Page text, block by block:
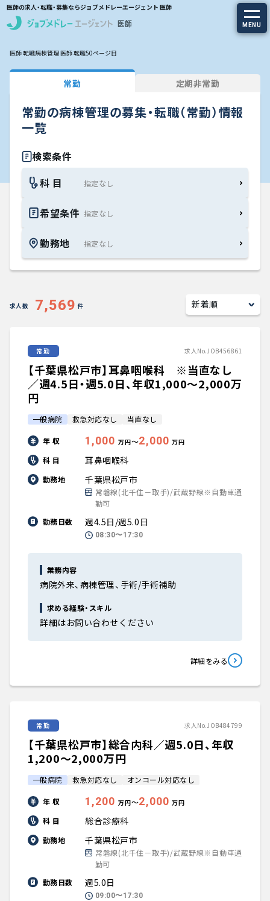
医師の求人・転職・募集ならジョブメドレーエージェント 医師
MENU
求人を探す
常勤の求人
定期非常勤の求人
特集から探す
エージェントサービス
エージェントサービスTOP
サービスの流れ
医師の求人・転職Q&A
知りたい・聞きたい
転職成功事例
医師の転職マニュアル
データで見る医師の平均年収
医師に役立つ取材記事
医師 転職病棟管理 医師 転職50ページ目
常勤 定期非常勤
常勤の病棟管理の募集・転職（常勤）情報
一覧
検索条件
科 目
希望条件
勤務地
求人数 7,569 件
常勤 求人No.JOB456861
【千葉県松戸市】耳鼻咽喉科 ※当直なし
／週4.5日・週5.0日、年収1,000〜2,000万
円
一般病院 救急対応なし 当直なし
年 収 1,000 万円〜2,000 万円
科 目 耳鼻咽喉科
勤務地 千葉県松戸市
常磐線(北千住－取手)/武蔵野線※自動車通
勤可
勤務日数
週4.5日/週5.0日
08:30〜17:30
業務内容
病院外来、病棟管理、手術/手術補助
求める経験・スキル
詳細はお問い合わせください
詳細をみる
常勤 求人No.JOB484799
【千葉県松戸市】総合内科／週5.0日、年収
1,200〜2,000万円
一般病院 救急対応なし オンコール対応なし
年 収 1,200 万円〜2,000 万円
科 目 総合診療科
勤務地 千葉県松戸市
常磐線(北千住－取手)/武蔵野線※自動車通
勤可
勤務日数
週5.0日
09:00〜17:30